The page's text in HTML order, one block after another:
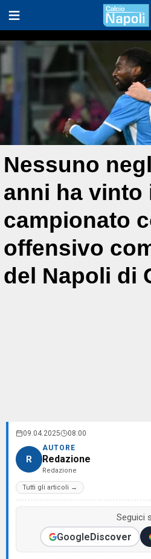
Nessuno
anni ha vinto
campionato
offensivo
del Napoli di
09.04.2025 08:00
R
AUTORE
Redazione
Redazione
Tutti gli articoli →
Seguici
GoogleDiscover